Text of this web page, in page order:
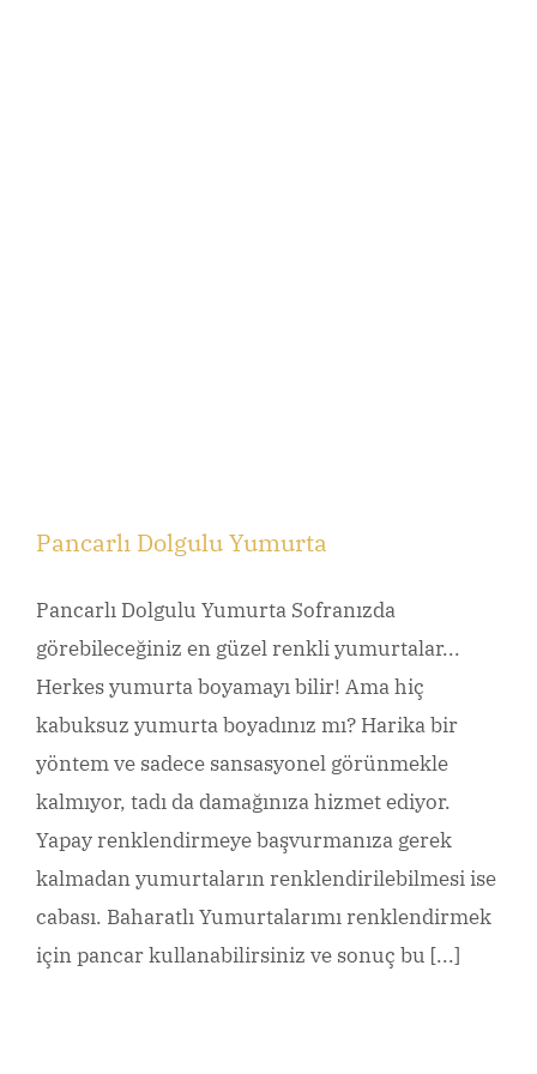
Pancarlı Dolgulu Yumurta
Pancarlı Dolgulu Yumurta Sofranızda
görebileceğiniz en güzel renkli yumurtalar...
Herkes yumurta boyamayı bilir! Ama hiç
kabuksuz yumurta boyadınız mı? Harika bir
yöntem ve sadece sansasyonel görünmekle
kalmıyor, tadı da damağınıza hizmet ediyor.
Yapay renklendirmeye başvurmanıza gerek
kalmadan yumurtaların renklendirilebilmesi ise
cabası. Baharatlı Yumurtalarımı renklendirmek
için pancar kullanabilirsiniz ve sonuç bu [...]